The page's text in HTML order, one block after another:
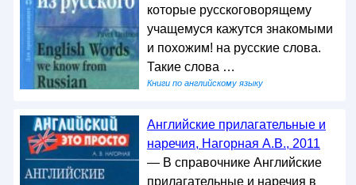
которые русскоговорящему
учащемуся кажутся знакомыми
и похожим! на русские слова.
Такие слова …
Книги по английскому языку
Английские прилагательные и
наречия, Нагорная А.В., 2011
— В справочнике Английские
прилагательные и наречия в